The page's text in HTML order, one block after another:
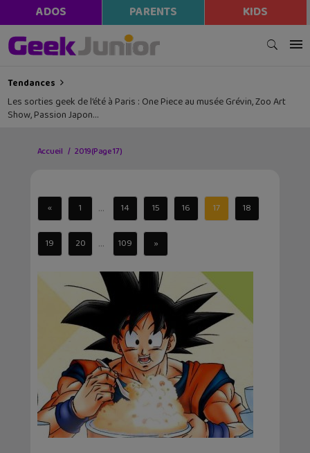
ADOS PARENTS KIDS
Tendances
Les sorties geek de l’été à Paris : One Piece au musée Grévin, Zoo Art
Show, Passion Japon…
Accueil 2019(Page 17)
« 1 ... 14 15 16 17 18
19 20 ... 109 »